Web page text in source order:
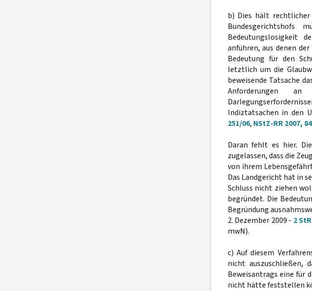
b) Dies hält rechtlicher
Bundesgerichtshofs
Bedeutungslosigkeit
anführen, aus denen
Bedeutung für den
letztlich um die
beweisende Tatsache
Anforderungen
Indiztatsachen in den
251/06, NStZ-RR 2007, 84
Daran fehlt es hier.
zugelassen, dass die
von ihrem
Das Landgericht hat in
Schluss nicht ziehen
begründet. Die
Begründung
2. Dezember 2009 - 2
mwN).
c) Auf diesem
nicht auszuschließen,
Beweisantrags eine für
nicht hätte feststellen